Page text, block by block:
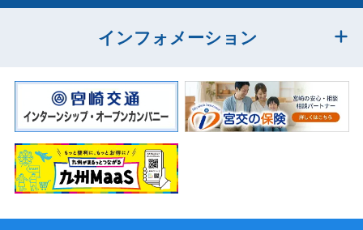
インフォメーション